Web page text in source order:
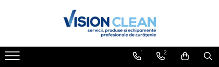
Aspiratoare si masini curatenie
1 2